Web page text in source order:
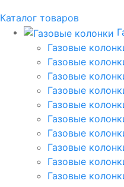
Каталог товаров
Газовые
Газовые
Газовые
Газовые
Газовые
Газовые
Газовые
Газовые
Газовые
Газовые